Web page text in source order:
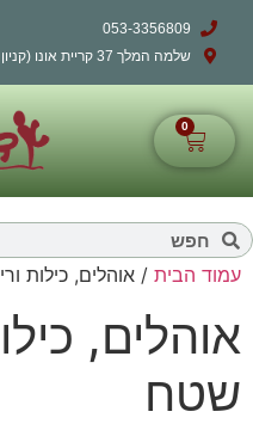
053-3356809
שלמה המלך 37 קריית אונו (קניון קריית אונו, צמוד לארומה מבחוץ)
0
עמוד הבית / אוהלים, כילות
אוהלים,
שטח